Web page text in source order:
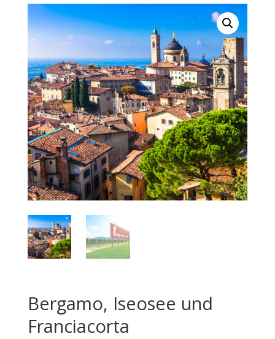
Bergamo, Iseosee und
Franciacorta